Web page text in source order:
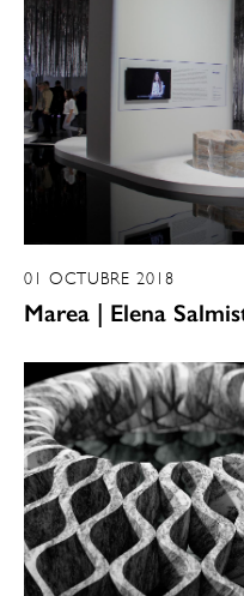
01 OCTUBRE 2018
Marea | Elena